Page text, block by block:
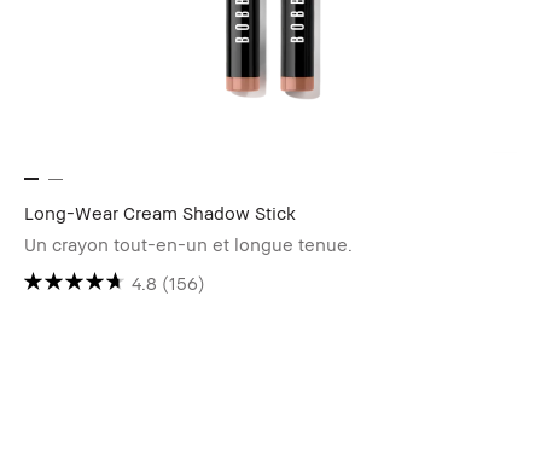
Long-Wear Cream Shadow Stick
Un crayon tout-en-un et longue tenue.
4.8 (156)